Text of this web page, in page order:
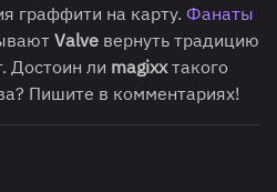
граффити на карту. Фанаты
Valve вернуть традицию
Достоин ли magixxтакого
Пишите в комментариях!